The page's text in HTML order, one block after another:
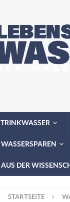
TRINKWASSER
WASSERSPAREN
AUS DER
STARTSEITE